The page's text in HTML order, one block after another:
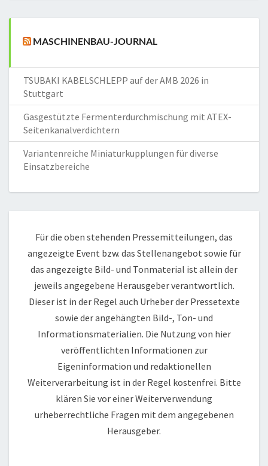
MASCHINENBAU-JOURNAL
TSUBAKI KABELSCHLEPP auf der AMB 2026 in
Stuttgart
Gasgestützte Fermenterdurchmischung mit ATEX-
Seitenkanalverdichtern
Variantenreiche Miniaturkupplungen für diverse
Einsatzbereiche
Für die oben stehenden Pressemitteilungen, das
angezeigte Event bzw. das Stellenangebot sowie für
das angezeigte Bild- und Tonmaterial ist allein der
jeweils angegebene Herausgeber verantwortlich.
Dieser ist in der Regel auch Urheber der Pressetexte
sowie der angehängten Bild-, Ton- und
Informationsmaterialien. Die Nutzung von hier
veröffentlichten Informationen zur
Eigeninformation und redaktionellen
Weiterverarbeitung ist in der Regel kostenfrei. Bitte
klären Sie vor einer Weiterverwendung
urheberrechtliche Fragen mit dem angegebenen
Herausgeber.